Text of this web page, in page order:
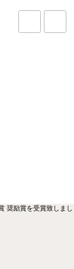
励賞を受賞致しまし